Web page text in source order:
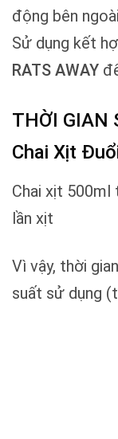
động bên
Sử dụng kết
RATS AWAY
THỜI GIAN
Chai Xịt
Chai xịt
lần xịt
Vì vậy, thời
suất sử dụng